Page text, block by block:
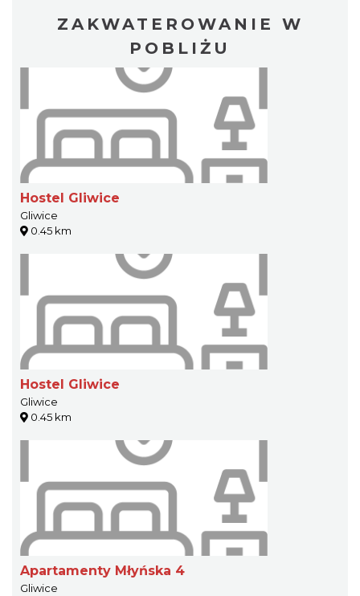
ZAKWATEROWANIE W
POBLIŻU
Hostel Gliwice
Gliwice
0.45 km
Hostel Gliwice
Gliwice
0.45 km
Apartamenty Młyńska 4
Gliwice